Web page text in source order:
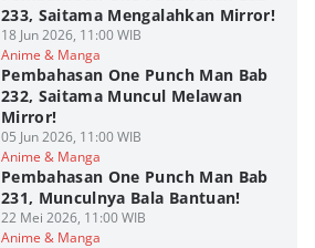
233, Saitama Mengalahkan Mirror!
18 Jun 2026, 11:00 WIB
Anime & Manga
Pembahasan One Punch Man Bab
232, Saitama Muncul Melawan
Mirror!
05 Jun 2026, 11:00 WIB
Anime & Manga
Pembahasan One Punch Man Bab
231, Munculnya Bala Bantuan!
22 Mei 2026, 11:00 WIB
Anime & Manga